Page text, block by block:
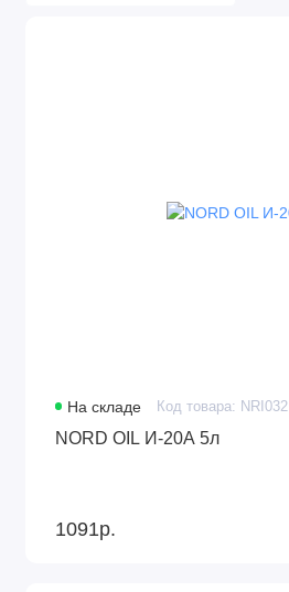
На складе Код товара: NRI032
NORD OIL И-20А 5л
1091р.